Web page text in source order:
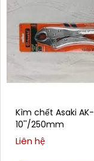
Kìm chết Asaki
10''/250mm
Liên hệ